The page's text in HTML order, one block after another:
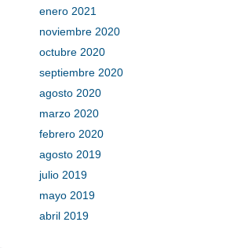
enero 2021
noviembre 2020
octubre 2020
septiembre 2020
agosto 2020
marzo 2020
febrero 2020
agosto 2019
julio 2019
mayo 2019
abril 2019